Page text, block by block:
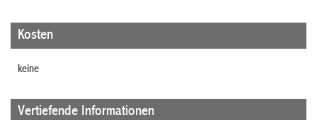
Kosten
keine
Vertiefende Informationen